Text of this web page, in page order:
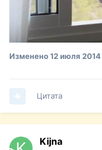
Изменено12 июля 2014
Цитата
Kijna